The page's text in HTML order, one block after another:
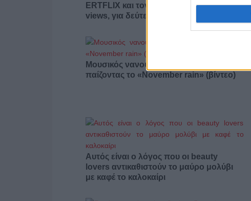
ERTFLIX και τον Ιούλιο με 22.551.894
views, για δεύτερο συνεχόμενο μήνα
Μουσικός νανουρίζει λιοντάρια
παίζοντας το «November rain» (βίντεο)
Αυτός είναι ο λόγος που οι beauty
lovers αντικαθιστούν το μαύρο μολύβι
με καφέ το καλοκαίρι